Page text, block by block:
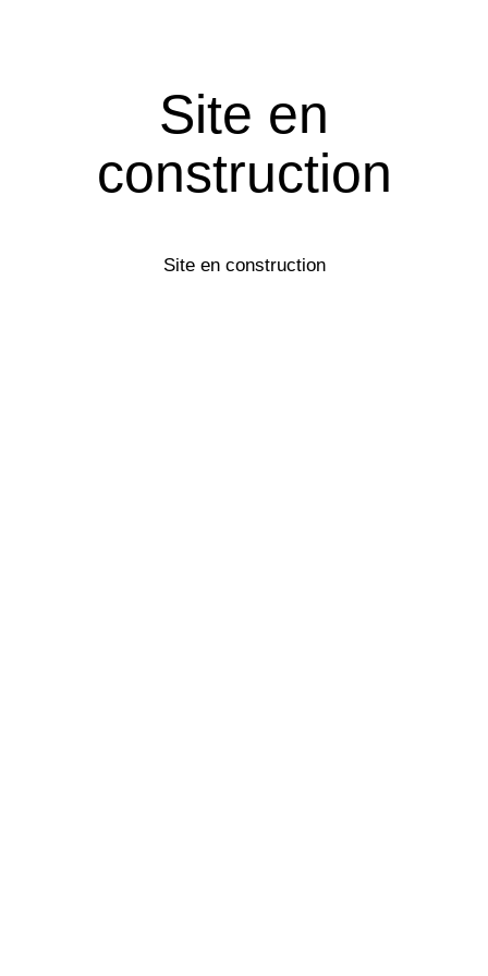
Site en
construction
Site en construction